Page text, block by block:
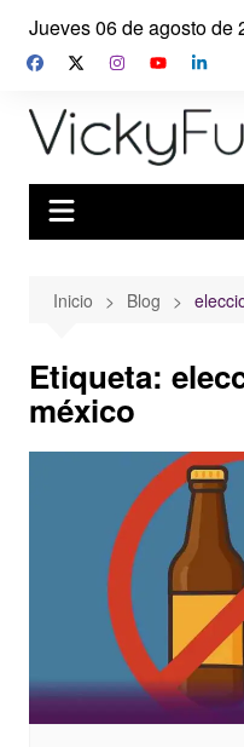
Saltar
contenido
Jueves 06 de agosto de
Inicio Blog
Etiqueta:
méxico